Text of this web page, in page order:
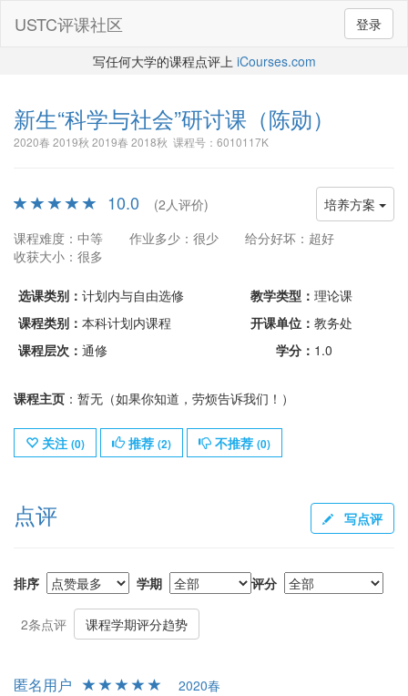
登录
USTC评课社区
写任何大学的课程点评上 iCourses.com
新生“科学与社会”研讨课 （陈勋）
2020春 2019秋 2019春 2018秋 课程号：6010117K
培养方案
10.0
(2人评价)
课程难度：中等
作业多少：很少
给分好坏：超好
收获大小：很多
选课类别： 计划内与自由选修 教学类型： 理论课
课程类别： 本科计划内课程 开课单位： 教务处
课程层次： 通修 学分： 1.0
课程主页 ：暂无（如果你知道，劳烦告诉我们！）
关注 (0) 推荐 (2) 不推荐 (0)
点评 写点评
排序 学期 评分
2条点评 课程学期评分趋势
匿名用户
2020春